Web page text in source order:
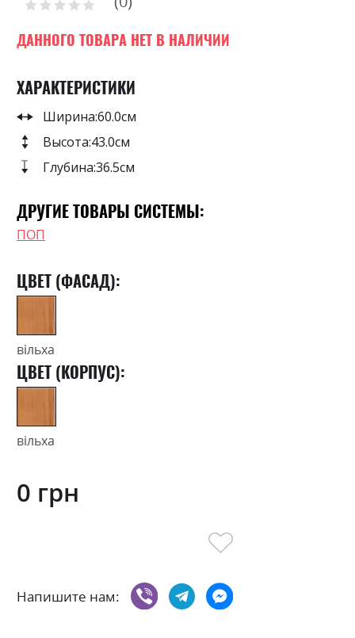
gallery
Рейтинг:
ДАННОГО ТОВАРА НЕТ В НАЛИЧИИ
ХАРАКТЕРИСТИКИ
Ширина:60.0см
Высота:43.0см
Глубина:36.5см
ДРУГИЕ ТОВАРЫ СИСТЕМЫ:
ПОП
ЦВЕТ (ФАСАД):
вільха
ЦВЕТ (КОРПУС):
вільха
0 грн
Напишите нам: